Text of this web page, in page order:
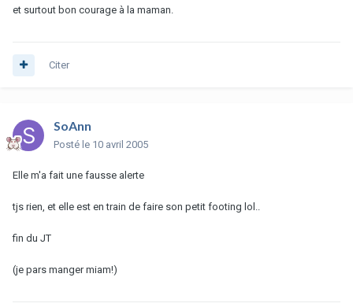
et surtout bon courage à la maman.
Citer
SoAnn
Posté le 10 avril 2005
Elle m'a fait une fausse alerte
tjs rien, et elle est en train de faire son petit footing lol..
fin du JT
(je pars manger miam!)